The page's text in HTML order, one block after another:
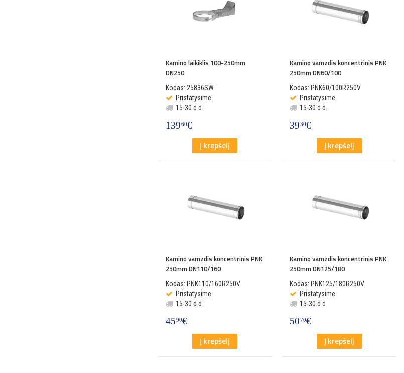
Kamino laikiklis 100-250mm
DN250
Kodas: 25836SW
Pristatysime
15-30 d.d.
13960€
Į krepšelį
Kamino vamzdis koncentrinis PNK
250mm DN60/100
Kodas: PNK60/100R250V
Pristatysime
15-30 d.d.
3930€
Į krepšelį
Kamino vamzdis koncentrinis PNK
250mm DN110/160
Kodas: PNK110/160R250V
Pristatysime
15-30 d.d.
4590€
Į krepšelį
Kamino vamzdis koncentrinis PNK
250mm DN125/180
Kodas: PNK125/180R250V
Pristatysime
15-30 d.d.
5070€
Į krepšelį